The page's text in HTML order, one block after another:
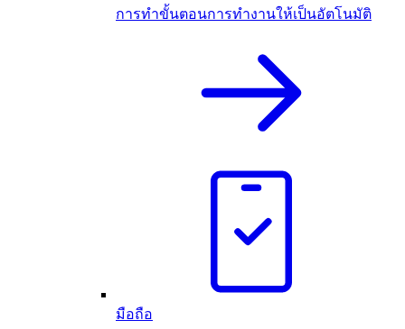
การทำขั้นตอนการทำงานให้เป็นอัตโนมัติ
มือถือ